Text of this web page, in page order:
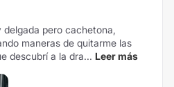
pero cachetona,
maneras de quitarme las
descubrí a la dra... Leer más